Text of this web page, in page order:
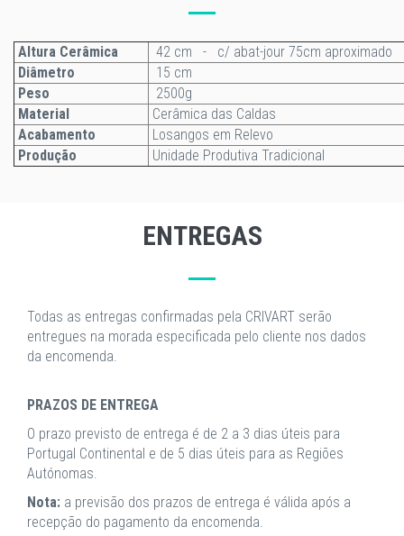
Altura Cerâmica
42 cm - c/ abat-jour 75cm aproximado
Diâmetro
15 cm
Peso
2500g
Material
Cerâmica das Caldas
Acabamento
Losangos em Relevo
Produção
Unidade Produtiva Tradicional
ENTREGAS
Todas as entregas confirmadas pela CRIVART serão
entregues na morada especificada pelo cliente nos dados
da encomenda.
PRAZOS DE ENTREGA
O prazo previsto de entrega é de 2 a 3 dias úteis para
Portugal Continental e de 5 dias úteis para as Regiões
Autónomas.
Nota: a previsão dos prazos de entrega é válida após a
recepção do pagamento da encomenda.